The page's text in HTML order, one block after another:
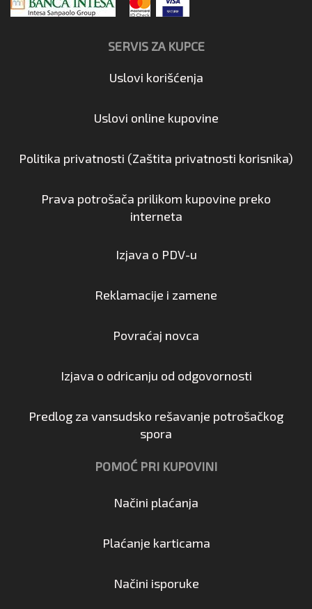
SERVIS ZA KUPCE
Uslovi korišćenja
Uslovi online kupovine
Politika privatnosti (Zaštita privatnosti korisnika)
Prava potrošača prilikom kupovine preko
interneta
Izjava o PDV-u
Reklamacije i zamene
Povraćaj novca
Izjava o odricanju od odgovornosti
Predlog za vansudsko rešavanje potrošačkog
spora
POMOĆ PRI KUPOVINI
Načini plaćanja
Plaćanje karticama
Načini isporuke